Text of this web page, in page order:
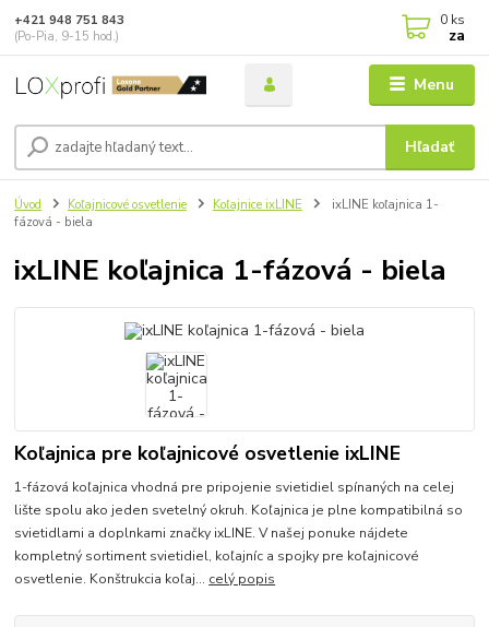
Menu
Hľadať
+421 948 751 843
(Po-Pia, 9-15 hod.)
0 ks
za
Úvod Koľajnicové osvetlenie Koľajnice ixLINE
ixLINE koľajnica 1-
fázová - biela
ixLINE koľajnica 1-fázová - biela
Koľajnica pre koľajnicové osvetlenie ixLINE
1-fázová koľajnica vhodná pre pripojenie svietidiel spínaných na celej
lište spolu ako jeden svetelný okruh. Koľajnica je plne kompatibilná so
svietidlami a doplnkami značky ixLINE. V našej ponuke nájdete
kompletný sortiment svietidiel, koľajníc a spojky pre koľajnicové
osvetlenie. Konštrukcia koľaj... celý popis